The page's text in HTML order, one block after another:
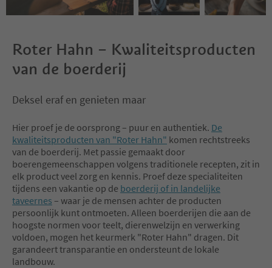
e cellar. Appointments upon requ
Roter Hahn – Kwaliteitsproducten
van de boerderij
Deksel eraf en genieten maar
Hier proef je de oorsprong – puur en authentiek. De
kwaliteitsproducten van "Roter Hahn" komen rechtstreeks
van de boerderij. Met passie gemaakt door
boerengemeenschappen volgens traditionele recepten, zit in
elk product veel zorg en kennis. Proef deze specialiteiten
tijdens een vakantie op de boerderij of in landelijke
taveernes – waar je de mensen achter de producten
persoonlijk kunt ontmoeten. Alleen boerderijen die aan de
hoogste normen voor teelt, dierenwelzijn en verwerking
voldoen, mogen het keurmerk "Roter Hahn" dragen. Dit
garandeert transparantie en ondersteunt de lokale
landbouw.